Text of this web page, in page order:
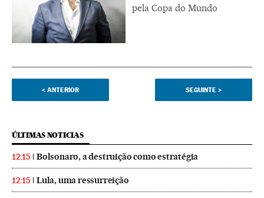
pela Copa do Mundo
< ANTERIOR SEGUINTE >
ÚLTIMAS NOTICIAS
12:15 Bolsonaro, a destruição como estratégia
12:15 Lula, uma ressurreição